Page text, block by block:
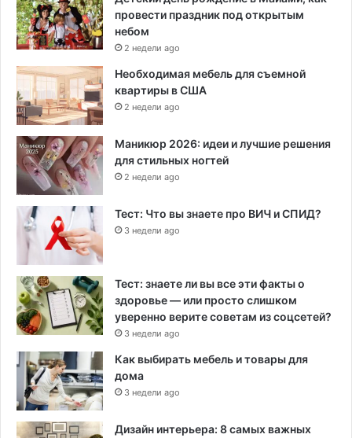
провести праздник под открытым
небом
2 недели ago
Необходимая мебель для съемной
квартиры в США
2 недели ago
Маникюр 2026: идеи и лучшие решения
для стильных ногтей
2 недели ago
Тест: Что вы знаете про ВИЧ и СПИД?
3 недели ago
Тест: знаете ли вы все эти факты о
здоровье — или просто слишком
уверенно верите советам из соцсетей?
3 недели ago
Как выбирать мебель и товары для
дома
3 недели ago
Дизайн интерьера: 8 самых важных